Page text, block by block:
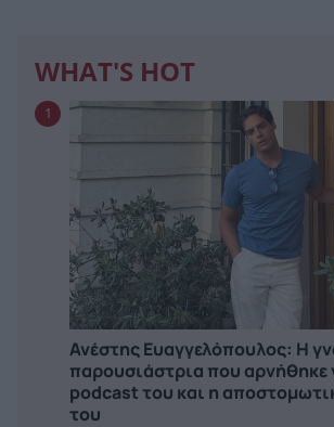
WHAT'S HOT
1
Ανέστης Ευαγγελόπουλος: Η
παρουσιάστρια που αρνήθηκε
podcast του και η
του